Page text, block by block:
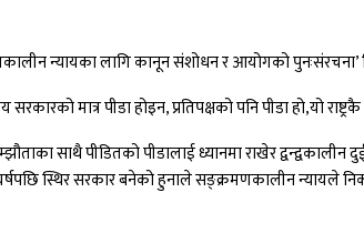
न्यायका लागि कानून संशोधन र आयोगको पुनःसंरचना’
मात्र पीडा होइन, प्रतिपक्षको पनि पीडा हो,यो
साथै पीडितको पीडालाई ध्यानमा राखेर
स्थिर सरकार बनेको हुनाले सङ्क्रमणकालीन न्यायले